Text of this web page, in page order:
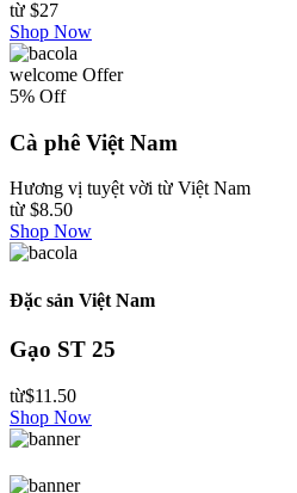
từ $27
Shop Now
welcome Offer
5% Off
Cà phê Việt Nam
Hương vị tuyệt vời từ Việt Nam
từ $8.50
Shop Now
Đặc sản Việt Nam
Gạo ST 25
từ$11.50
Shop Now